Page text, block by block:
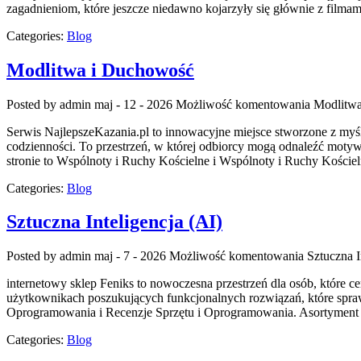
zagadnieniom, które jeszcze niedawno kojarzyły się głównie z
Categories: Blog
Modlitwa i Duchowość
Posted by admin maj - 12 - 2026 Możliwość komentowania
Serwis NajlepszeKazania.pl to innowacyjne miejsce stworzone z
codzienności. To przestrzeń, w której odbiorcy mogą odnaleźć
stronie to Wspólnoty i Ruchy Kościelne i Wspólnoty i Ruchy
Categories: Blog
Sztuczna Inteligencja (AI)
Posted by admin maj - 7 - 2026 Możliwość komentowania Sztuczna
internetowy sklep Feniks to nowoczesna przestrzeń dla osób, które
użytkownikach poszukujących funkcjonalnych rozwiązań, które
Oprogramowania i Recenzje Sprzętu i Oprogramowania.
Categories: Blog